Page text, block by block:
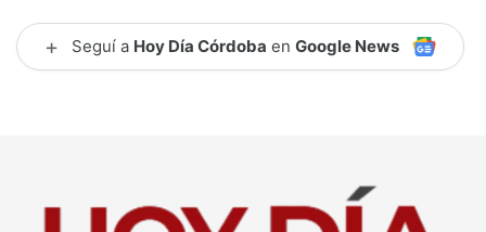
+ Seguí a Hoy Día Córdoba en Google News